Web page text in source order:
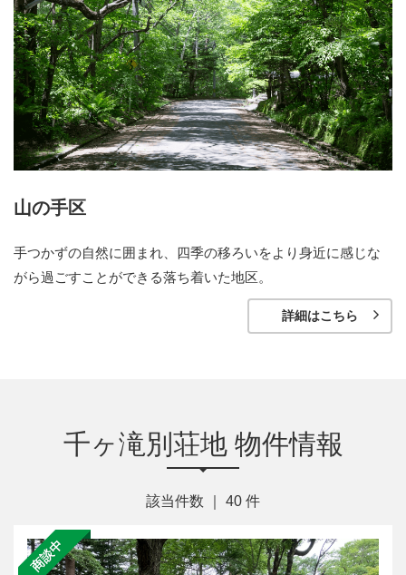
山の手区
手つかずの自然に囲まれ、四季の移ろいをより身近に感じな
がら過ごすことができる落ち着いた地区。
詳細はこちら
千ヶ滝別荘地 物件情報
該当件数 ｜ 40 件
商談中